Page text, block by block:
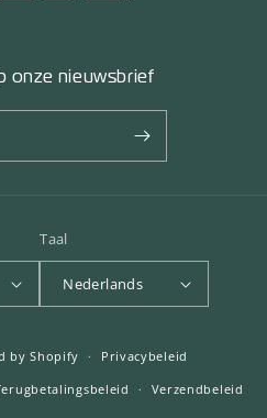
onze nieuwsbrief
Taal
Nederlands
by Shopify
Privacybeleid
Verzendbeleid